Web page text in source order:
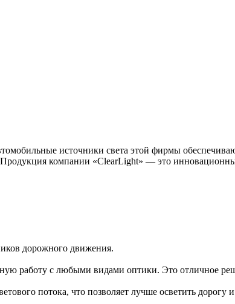
источники света этой фирмы
компании «ClearLight» — это
дорожного движения.
работу с любыми видами оптики. Это отличное
потока, что позволяет лучше осветить дорогу